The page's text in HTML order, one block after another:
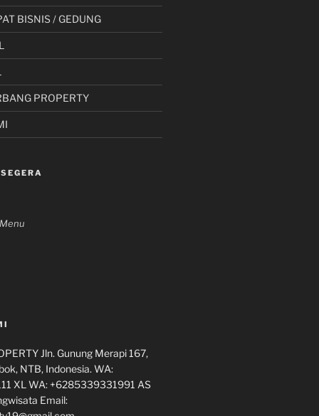
BISNIS / GEDUNG
PROPERTY
Jln. Gunung Merapi 167,
NTB, Indonesia. WA:
XL WA: +6285339331991 AS
Email: